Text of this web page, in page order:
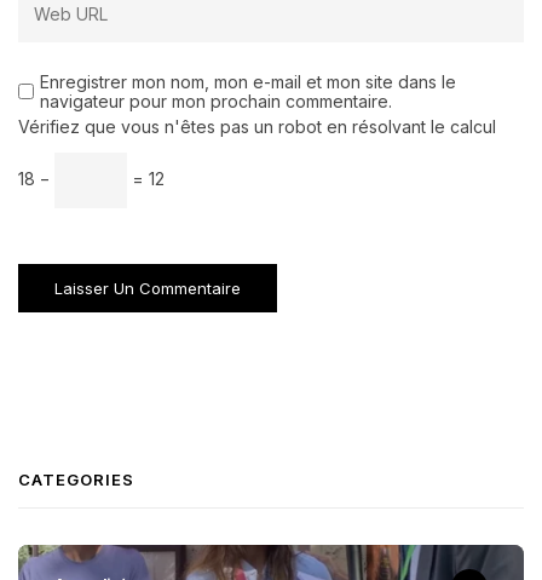
Enregistrer mon nom, mon e-mail et mon site dans le
navigateur pour mon prochain commentaire.
Vérifiez que vous n'êtes pas un robot en résolvant le calcul
18 − = 12
CATEGORIES